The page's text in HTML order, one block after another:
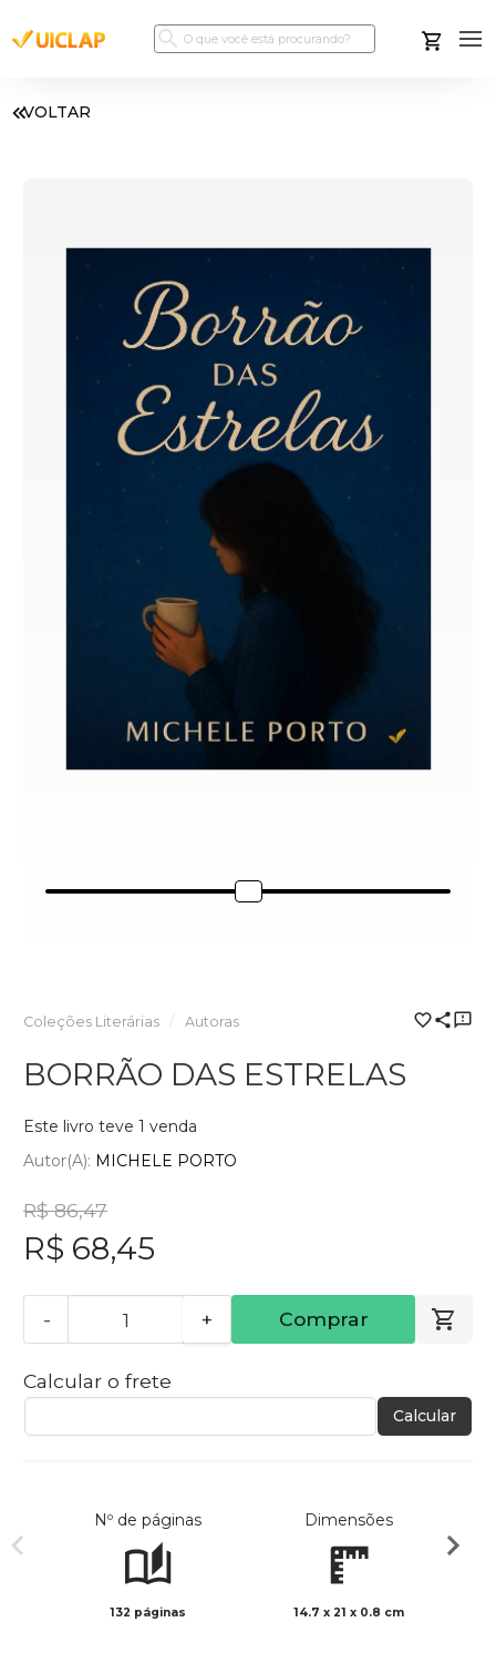
VOLTAR
Coleções Literárias Autoras
BORRÃO DAS ESTRELAS
Este livro teve 1 venda
Autor(a): MICHELE PORTO
R$ 86,47
R$ 68,45
- + Comprar
Calcular o frete
Calcular
Nº de páginas
132 páginas
Dimensões
14.7 x 21 x 0.8 cm